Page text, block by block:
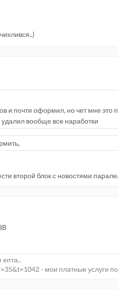
и почти оформил, но чет мне это
вообще все наработки
второй блок с новостями
епта..
- мои платные услуги по